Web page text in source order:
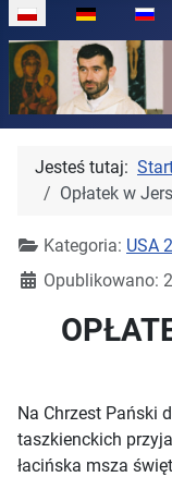
Wybierz swój język
Jesteś tutaj:
Opłatek w
Kategoria: USA
Opublikowano:
Na Chrzest Pański
taszkienckich
łacińska msza